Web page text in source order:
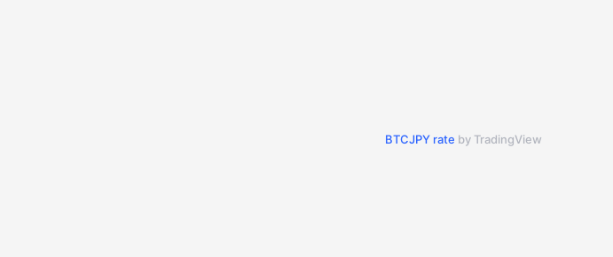
BTCJPY rate by TradingView